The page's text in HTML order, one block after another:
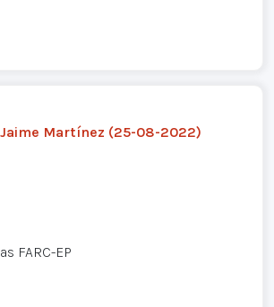
Martínez (25-08-2022)
FARC-EP